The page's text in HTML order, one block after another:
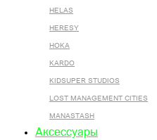
HELAS
HERESY
HOKA
KARDO
KIDSUPER STUDIOS
LOST MANAGEMENT CITIES
MANASTASH
Аксессуары